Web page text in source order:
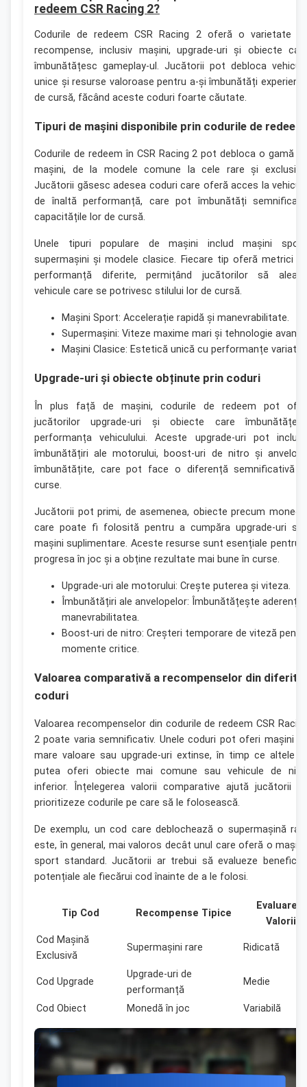
redeem CSR Racing 2?
Codurile de redeem CSR Racing 2 oferă o varietate
recompense, inclusiv mașini, upgrade-uri și obiecte
îmbunătățesc gameplay-ul. Jucătorii pot debloca
unice și resurse valoroase pentru a-și îmbunătăți
de cursă, făcând aceste coduri foarte căutate.
Tipuri de mașini disponibile prin codurile de redeem
Codurile de redeem în CSR Racing 2 pot debloca o gamă
mașini, de la modele comune la cele rare și
Jucătorii găsesc adesea coduri care oferă acces la
de înaltă performanță, care pot îmbunătăți
capacitățile lor de cursă.
Unele tipuri populare de mașini includ mașini
supermașini și modele clasice. Fiecare tip oferă metrici
performanță diferite, permițând jucătorilor să
vehicule care se potrivesc stilului lor de cursă.
Mașini Sport: Accelerație rapidă și manevrabilitate.
Supermașini: Viteze maxime mari și tehnologie
Mașini Clasice: Estetică unică cu performanțe variate.
Upgrade-uri și obiecte obținute prin coduri
În plus față de mașini, codurile de redeem pot
jucătorilor upgrade-uri și obiecte care
performanța vehiculului. Aceste upgrade-uri pot
îmbunătățiri ale motorului, boost-uri de nitro și
îmbunătățite, care pot face o diferență semnificativă
curse.
Jucătorii pot primi, de asemenea, obiecte precum
care poate fi folosită pentru a cumpăra upgrade-uri
mașini suplimentare. Aceste resurse sunt esențiale pentru
progresa în joc și a obține rezultate mai bune în curse.
Upgrade-uri ale motorului: Crește puterea și viteza.
Îmbunătățiri ale anvelopelor: Îmbunătățește aderența
manevrabilitatea.
Boost-uri de nitro: Creșteri temporare de viteză
momente critice.
Valoarea comparativă a recompenselor din diferite
coduri
Valoarea recompenselor din codurile de redeem CSR
2 poate varia semnificativ. Unele coduri pot oferi mașini
mare valoare sau upgrade-uri extinse, în timp ce altele
putea oferi obiecte mai comune sau vehicule de
inferior. Înțelegerea valorii comparative ajută jucătorii
prioritizeze codurile pe care să le folosească.
De exemplu, un cod care deblochează o supermașină
este, în general, mai valoros decât unul care oferă o
sport standard. Jucătorii ar trebui să evalueze
potențiale ale fiecărui cod înainte de a le folosi.
Tip Cod Recompense Tipice
Evaluare a
Valorii
Cod Mașină
Exclusivă
Supermașini rare Ridicată
Cod Upgrade
Upgrade-uri de
performanță
Medie
Cod Obiect Monedă în joc Variabilă